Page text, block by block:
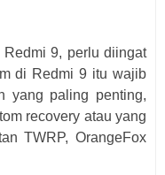
9, perlu diingat
di Redmi 9 itu wajib
yang paling penting,
recovery atau yang
TWRP, OrangeFox